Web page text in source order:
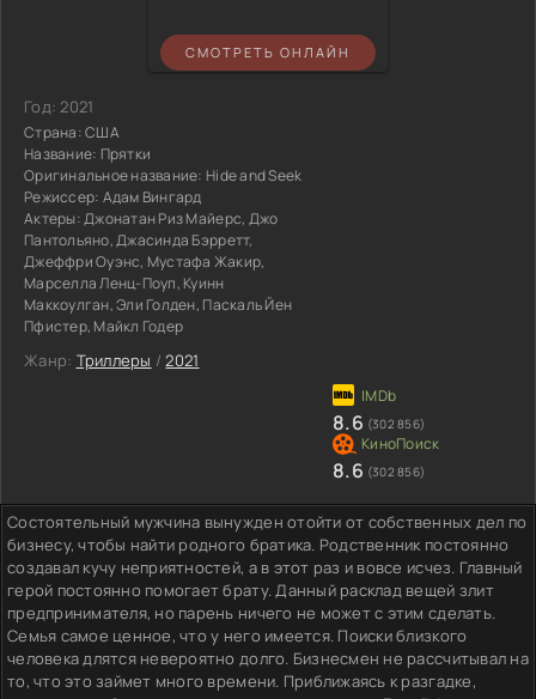
СМОТРЕТЬ ОНЛАЙН
Год:2021
Страна:США
Название: Прятки
Оригинальное название: Hide and Seek
Режиссер: Адам Вингард
Актеры:Джонатан Риз Майерс, Джо
Пантольяно, Джасинда Бэрретт,
Джеффри Оуэнс, Мустафа Жакир,
Марселла Ленц-Поуп, Куинн
Маккоулган, Эли Голден, Паскаль Йен
Пфистер, Майкл Годер
Жанр: Триллеры /2021
8.6 (302 856)
8.6 (302 856)
Состоятельный мужчина вынужден отойти от собственных дел по
бизнесу, чтобы найти родного братика. Родственник постоянно
создавал кучу неприятностей, а в этот раз и вовсе исчез. Главный
герой постоянно помогает брату. Данный расклад вещей злит
предпринимателя, но парень ничего не может с этим сделать.
Семья самое ценное, что у него имеется. Поиски близкого
человека длятся невероятно долго. Бизнесмен не рассчитывал на
то, что это займет много времени. Приближаясь к разгадке,